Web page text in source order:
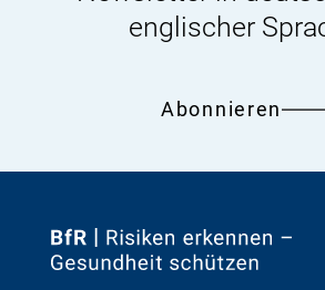
englischer
Abonnieren
Zur